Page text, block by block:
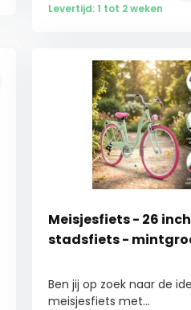
Levertijd: 1 tot 2 weken
Meisjesfiets - 26
stadsfiets -
Ben jij op zoek naar de
meisjesfiets met...